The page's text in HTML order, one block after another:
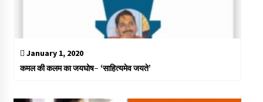
January 1, 2020
कमल की कलम का जयघोष- ‘साहित्यमेव जयते’